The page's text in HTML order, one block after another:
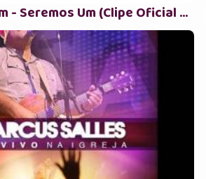
Filhos do Homem - Seremos Um (Clipe Oficial MK Music)